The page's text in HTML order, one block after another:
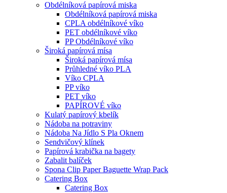
Obdélníková papírová miska
Obdélníková papírová miska
CPLA obdélníkové víko
PET obdélníkové víko
PP Obdélníkové víko
Široká papírová mísa
Široká papírová mísa
Průhledné víko PLA
Víko CPLA
PP víko
PET víko
PAPÍROVÉ víko
Kulatý papírový kbelík
Nádoba na potraviny
Nádoba Na Jídlo S Pla Oknem
Sendvičový klínek
Papírová krabička na bagety
Zabalit balíček
Spona Clip Paper Baguette Wrap Pack
Catering Box
Catering Box